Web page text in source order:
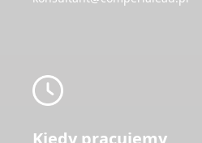
Kiedy pracujemy